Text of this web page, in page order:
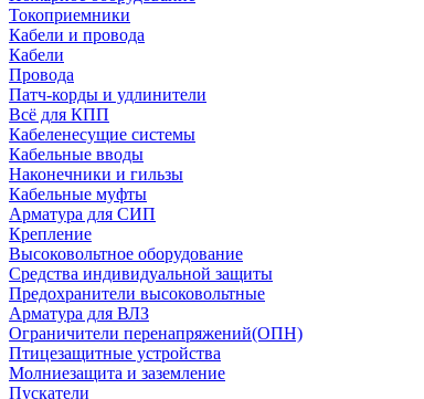
Токоприемники
Кабели и провода
Кабели
Провода
Патч-корды и удлинители
Всё для КПП
Кабеленесущие системы
Кабельные вводы
Наконечники и гильзы
Кабельные муфты
Арматура для СИП
Крепление
Высоковольтное оборудование
Средства индивидуальной защиты
Предохранители высоковольтные
Арматура для ВЛЗ
Ограничители перенапряжений(ОПН)
Птицезащитные устройства
Молниезащита и заземление
Пускатели